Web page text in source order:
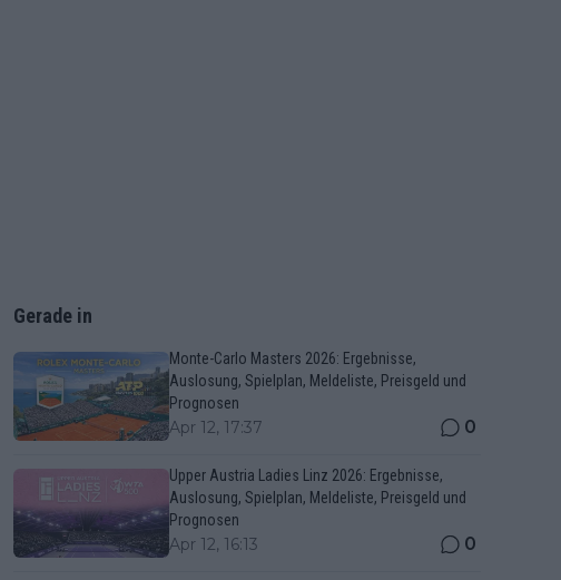
Gerade in
Monte-Carlo Masters 2026: Ergebnisse,
Auslosung, Spielplan, Meldeliste, Preisgeld und
Prognosen
Apr 12, 17:37 0
Upper Austria Ladies Linz 2026: Ergebnisse,
Auslosung, Spielplan, Meldeliste, Preisgeld und
Prognosen
Apr 12, 16:13 0